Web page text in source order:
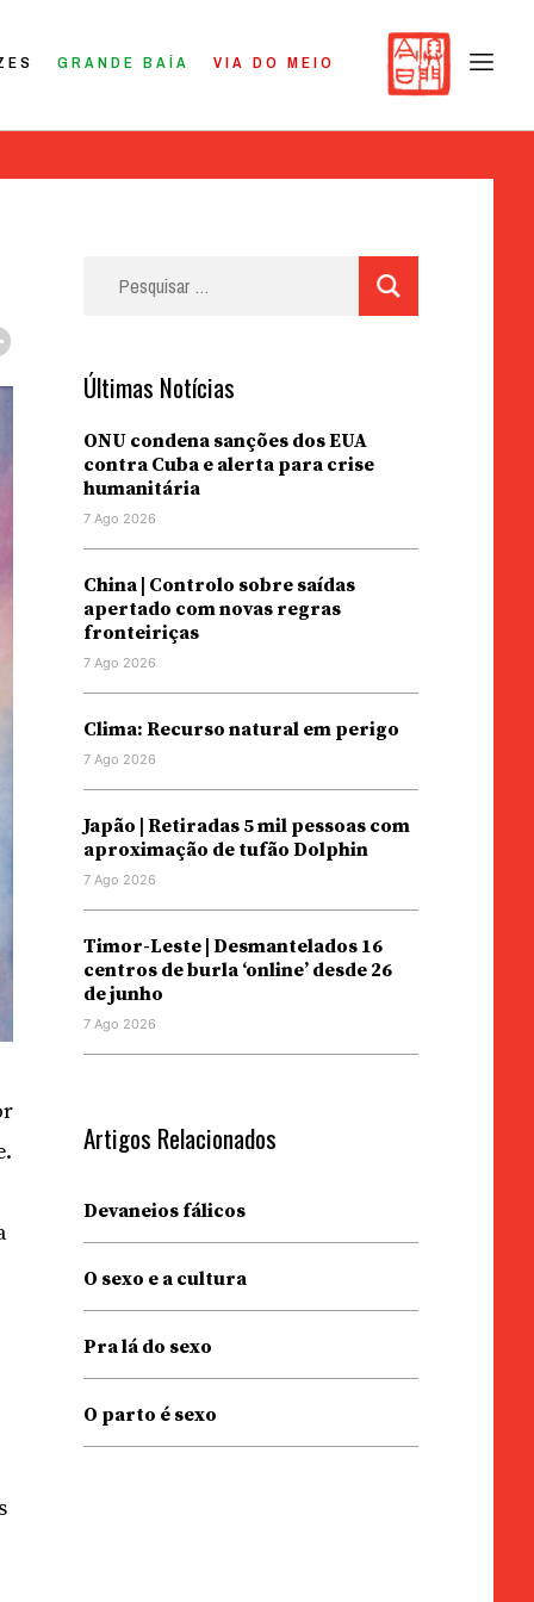
GRANDE BAÍA VIA DO MEIO
Últimas Notícias
ONU condena sanções dos EUA
contra Cuba e alerta para crise
humanitária
7 Ago 2026
China | Controlo sobre saídas
apertado com novas regras
fronteiriças
7 Ago 2026
Clima: Recurso natural em perigo
7 Ago 2026
Japão | Retiradas 5 mil pessoas com
aproximação de tufão Dolphin
7 Ago 2026
Timor-Leste | Desmantelados 16
centros de burla ‘online’ desde 26
de junho
7 Ago 2026
Artigos Relacionados
Devaneios fálicos
O sexo e a cultura
Pra lá do sexo
O parto é sexo